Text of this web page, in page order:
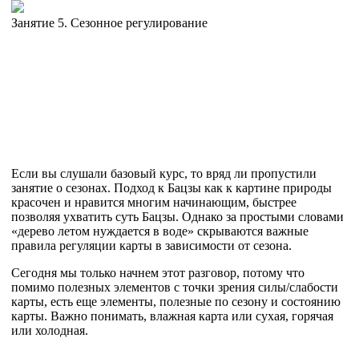
Занятие 5. Сезонное регулирование
Если вы слушали базовый курс, то вряд ли пропустили
занятие о сезонах. Подход к Бацзы как к картине природы
красочен и нравится многим начинающим, быстрее
позволяя ухватить суть Бацзы. Однако за простыми словами
«дерево летом нуждается в воде» скрываются важные
правила регуляции карты в зависимости от сезона.
Сегодня мы только начнем этот разговор, потому что
помимо полезных элементов с точки зрения силы/слабости
карты, есть еще элементы, полезные по сезону и состоянию
карты. Важно понимать, влажная карта или сухая, горячая
или холодная.